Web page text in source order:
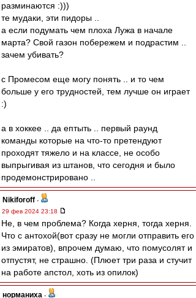
разминаются :)))
те мудаки, эти пидоры ..
а если подумать чем плоха Лужа в начале
марта? Свой газон побережем и подрастим ..
зачем убивать?
с Промесом еще могу понять .. и то чем
больше у его трудностей, тем лучше он играет
:)
а в хоккее .. да ептыть .. первый раунд
команды которые на что-то претендуют
проходят тяжело и на классе, не особо
выпрыгивая из штанов, что сегодня и было
продемонстрировано ..
Nikiforoff -
29 фев 2024 23:18
Не, в чем проблема? Когда херня, тогда херня.
Что с антохой(вот сразу не могли отправить его
из эмиратов), впрочем думаю, что помусолят и
отпустят, не страшно. (Плюет три раза и стучит
на работе апстол, хоть из опилок)
норманиха -